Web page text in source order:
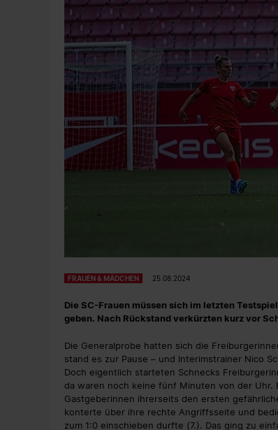
FRAUEN & MÄDCHEN 25.08.2024
Die SC-Frauen müssen sich im letzten
geben. Nach Rückstand verkürzten kurz vor
Die Generalprobe hatten sich die
stand es zur Pause – und Interimstrainer Nico
Doch eigentlich starteten Schnecks
da waren noch keine fünf Minuten von der
Gastgeberinnen ihrerseits den ersten
konterte über ihre rechte Angriffsseite und
zum 1:0 einschieben durfte (7.). Das ging zu